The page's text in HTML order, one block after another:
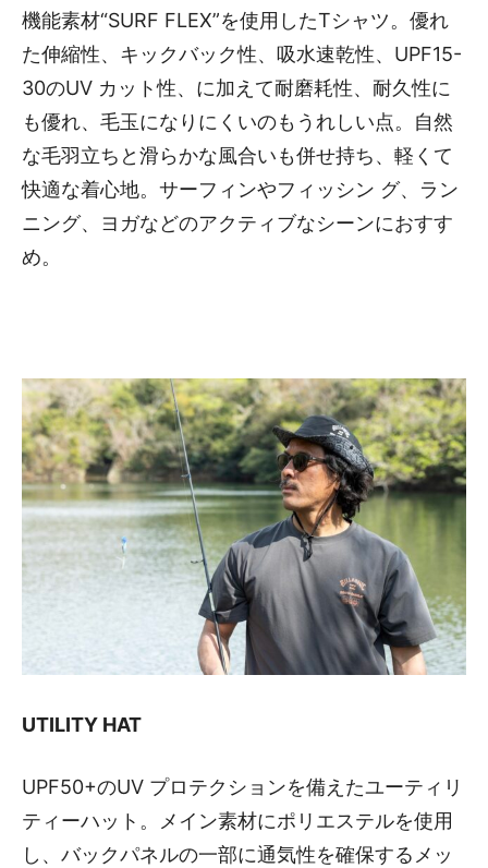
機能素材“SURF FLEX”を使用したTシャツ。優れ
た伸縮性、キックバック性、吸水速乾性、UPF15-
30のUV カット性、に加えて耐磨耗性、耐久性に
も優れ、毛玉になりにくいのもうれしい点。自然
な毛羽立ちと滑らかな風合いも併せ持ち、軽くて
快適な着心地。サーフィンやフィッシン グ、ラン
ニング、ヨガなどのアクティブなシーンにおすす
め。
UTILITY HAT
UPF50+のUV プロテクションを備えたユーティリ
ティーハット。メイン素材にポリエステルを使用
し、バックパネルの一部に通気性を確保するメッ